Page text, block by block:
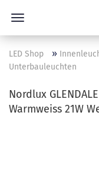
LED Shop »
Unterbauleuchten
Nordlux
Warmweiss 21W